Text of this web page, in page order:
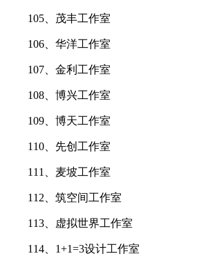
105、茂丰工作室
106、华洋工作室
107、金利工作室
108、博兴工作室
109、博天工作室
110、先创工作室
111、麦坡工作室
112、筑空间工作室
113、虚拟世界工作室
114、1+1=3设计工作室